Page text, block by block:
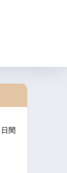
間